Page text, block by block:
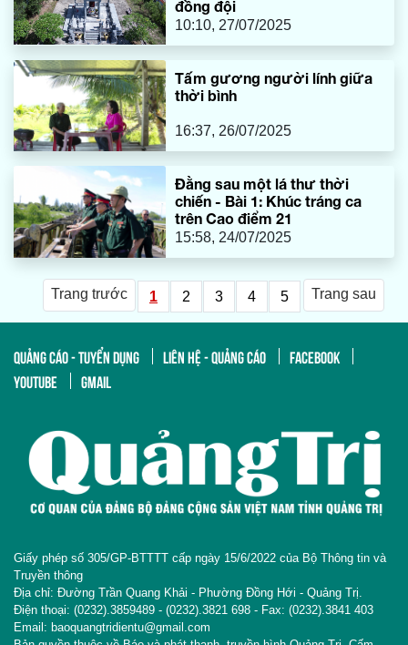
đồng đội
10:10, 27/07/2025
Tấm gương người lính giữa
thời bình
16:37, 26/07/2025
Đằng sau một lá thư thời
chiến - Bài 1: Khúc tráng ca
trên Cao điểm 21
15:58, 24/07/2025
Trang trước 1 2 3 4 5 Trang sau
QUẢNG CÁO - TUYỂN DỤNG LIÊN HỆ - QUẢNG CÁO
FACEBOOK
YOUTUBE
GMAIL
Giấy phép số 305/GP-BTTTT cấp ngày 15/6/2022 của Bộ Thông tin và
Truyền thông
Địa chỉ: Đường Trần Quang Khải - Phường Đồng Hới - Quảng Trị.
Điện thoại: (0232).3859489 - (0232).3821 698 - Fax: (0232).3841 403
Email: baoquangtridientu@gmail.com